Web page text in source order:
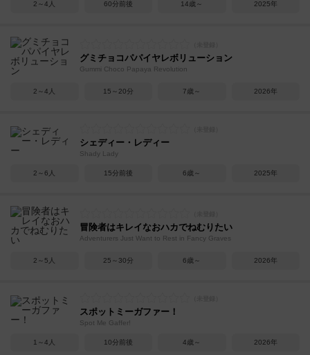
2～4人 60分前後 14歳～ 2025年
グミチョコパパイヤレボリューション
Gummi Choco Papaya Revolution
2～4人 15～20分 7歳～ 2026年
シェディー・レディー
Shady Lady
2～6人 15分前後 6歳～ 2025年
冒険者はキレイなおハカでねむりたい
Adventurers Just Want to Rest in Fancy Graves
2～5人 25～30分 6歳～ 2026年
スポットミーガファー！
Spot Me Gaffer!
1～4人 10分前後 4歳～ 2026年